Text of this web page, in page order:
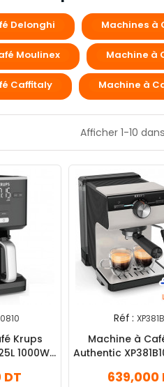
Delonghi Machines à
Moulinex Machine à
Caffitaly Machine à
Afficher 1-10
Krups
1000W
DT
Réf :
Machine à
Authentic
639,000